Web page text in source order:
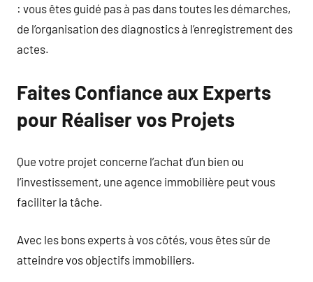
: vous êtes guidé pas à pas dans toutes les démarches,
de l’organisation des diagnostics à l’enregistrement des
actes.
Faites Confiance aux Experts
pour Réaliser vos Projets
Que votre projet concerne l’achat d’un bien ou
l’investissement, une agence immobilière peut vous
faciliter la tâche.
Avec les bons experts à vos côtés, vous êtes sûr de
atteindre vos objectifs immobiliers.